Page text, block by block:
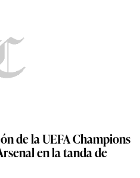
de la UEFA Champions
en la tanda de